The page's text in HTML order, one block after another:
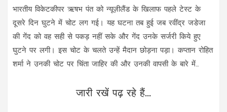
भारतीय विकेटकीपर ऋषभ पंत को न्यूज़ीलैंड के खिलाफ पहले टेस्ट के
दूसरे दिन घुटने में चोट लग गई। यह घटना तब हुई जब रवींद्र जडेजा
की गेंद को वह सही से पकड़ नहीं सके और गेंद उनके सर्जरी किये हुए
घुटने पर लगी। इस चोट के चलते उन्हें मैदान छोड़ना पड़ा। कप्तान रोहित
शर्मा ने उनकी चोट पर चिंता जाहिर की और उनकी वापसी के बारे में
जारी रखें पढ़ रहे हैं...